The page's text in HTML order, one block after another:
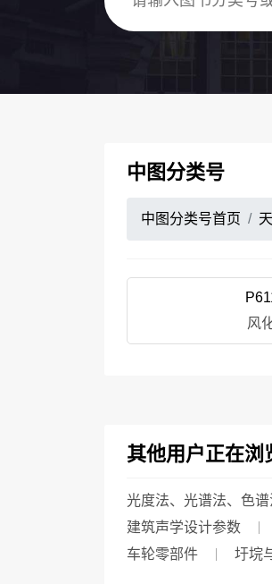
中图分类号
中图分类号首页
风
其他用户正在浏
光度法、光谱法、色谱
建筑声学设计参数
车轮零部件
圩垸